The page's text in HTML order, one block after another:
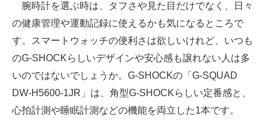
ITの今と未来を見通す
スマホと通信の最新トレンド
好きが集まる 比べて選べる
腕時計を選ぶ時は、タフさや見た目だけでなく、日々
の健康管理や運動記録に使えるかも気になるところで
す。スマートウォッチの便利さは欲しいけれど、いつも
のG-SHOCKらしいデザインや安心感も譲れない人は多
いのではないでしょうか。G-SHOCKの「G-SQUAD
DW-H5600-1JR」は、角型G-SHOCKらしい定番感と、
心拍計測や睡眠計測などの機能を両立した1本です。